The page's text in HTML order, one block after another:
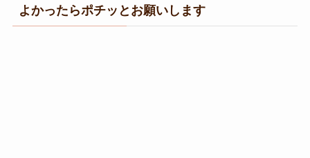
よかったらポチッとお願いします